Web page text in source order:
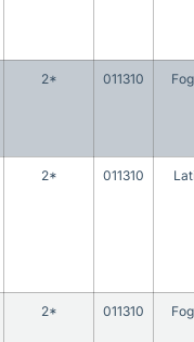
2* 011310
2* 011310
2* 011310